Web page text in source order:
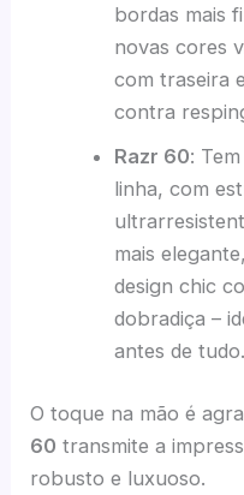
bordas mais
novas cores
com traseira
contra
Razr 60:
linha, com
mais
design chic
dobradiça –
antes de tudo.
O toque na mão é
60 transmite a
robusto e luxuoso.